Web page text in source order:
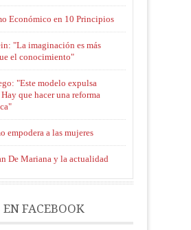
Económico en 10 Principios
"La imaginación es más
el conocimiento"
"Este modelo expulsa
que hacer una reforma
empodera a las mujeres
De Mariana y la actualidad
EN FACEBOOK